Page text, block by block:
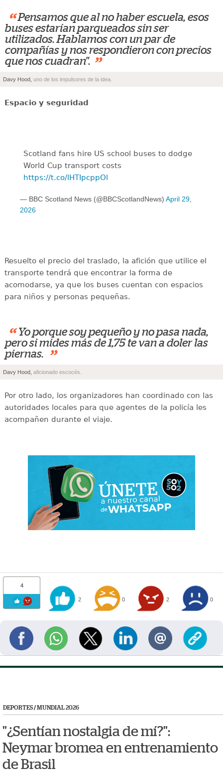
“ Pensamos que al no haber escuela, esos
buses estarían parqueados sin ser
utilizados. Hablamos con un par de
compañías y nos respondieron con precios
que nos cuadran". ”
Davy Hood, uno de los impulsores de la idea.
Espacio y seguridad
Scotland fans hire US school buses to dodge
World Cup transport costs
https://t.co/lHTIpcppOl
— BBC Scotland News (@BBCScotlandNews) April 29,
2026
Resuelto el precio del traslado, la afición que utilice el
transporte tendrá que encontrar la forma de
acomodarse, ya que los buses cuentan con espacios
para niños y personas pequeñas.
“ Yo porque soy pequeño y no pasa nada,
pero si mides más de 1,75 te van a doler las
piernas.
”
Davy Hood, aficionado escocés.
Por otro lado, los organizadores han coordinado con las
autoridades locales para que agentes de la policía les
acompañen durante el viaje.
4
2 0 2 0
DEPORTES/MUNDIAL 2026
"¿Sentían nostalgia de mí?":
Neymar bromea en entrenamiento
de Brasil